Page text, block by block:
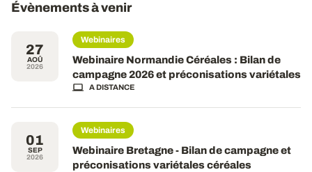
Évènements à venir
27
AOÛ
2026
Webinaires
Webinaire Normandie Céréales : Bilan de
campagne 2026 et préconisations variétales
A DISTANCE
01
SEP
2026
Webinaires
Webinaire Bretagne - Bilan de campagne et
préconisations variétales céréales